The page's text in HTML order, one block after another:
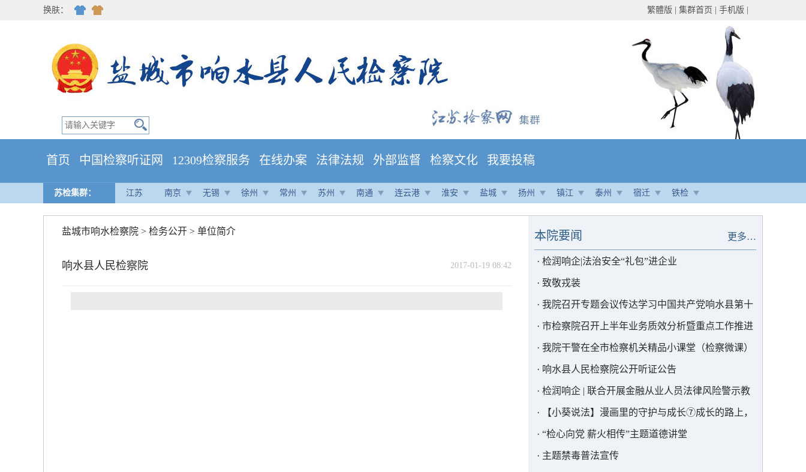
换肤： 繁體版 集群首页 手机版
首页 中国检察听证网 12309检察服务 在线办案 法律法规 外部监督 检察文化 我要投稿
苏检集群： 江苏 南京 无锡 徐州 常州 苏州 南通 连云港 淮安 盐城 扬州 镇江 泰州 宿迁 铁检
盐城市响水检察院 > 检务公开 > 单位简介
2017-01-19 08:42
响水县人民检察院
更多…
本院要闻
· 检润响企|法治安全“礼包”进企业
· 致敬戎装
· 我院召开专题会议传达学习中国共产党响水县第十
二次代表大会精神
· 市检察院召开上半年业务质效分析暨重点工作推进
会
· 我院干警在全市检察机关精品小课堂（检察微课）
竞赛中获奖
· 响水县人民检察院公开听证公告
· 检润响企 | 联合开展金融从业人员法律风险警示教
育· 【小葵说法】漫画里的守护与成长⑦成长的路上，
我们与你同行
· “检心向党 薪火相传”主题道德讲堂
· 主题禁毒普法宣传